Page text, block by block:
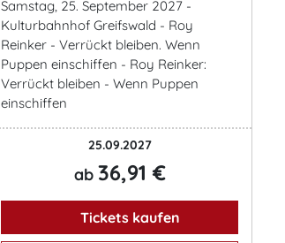
Samstag, 25. September 2027 -
Kulturbahnhof Greifswald - Roy
Reinker - Verrückt bleiben. Wenn
Puppen einschiffen - Roy Reinker:
Verrückt bleiben - Wenn Puppen
einschiffen
25.09.2027
ab 36,91 €
Tickets kaufen